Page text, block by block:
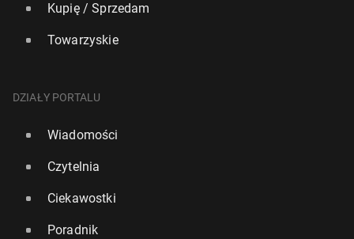
Kupię / Sprzedam
Towarzyskie
DZIAŁY PORTALU
Wiadomości
Czytelnia
Ciekawostki
Poradnik